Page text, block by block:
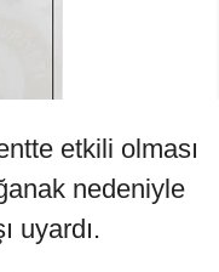
etkili olması
nedeniyle
uyardı.